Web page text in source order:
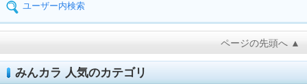
ユーザー内検索
ページの先頭へ ▲
みんカラ 人気のカテゴリ